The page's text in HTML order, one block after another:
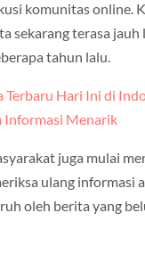
komunitas online.
sekarang terasa jauh
tahun lalu.
Terbaru Hari Ini di
Informasi Menarik
juga mulai
ulang informasi
oleh berita yang